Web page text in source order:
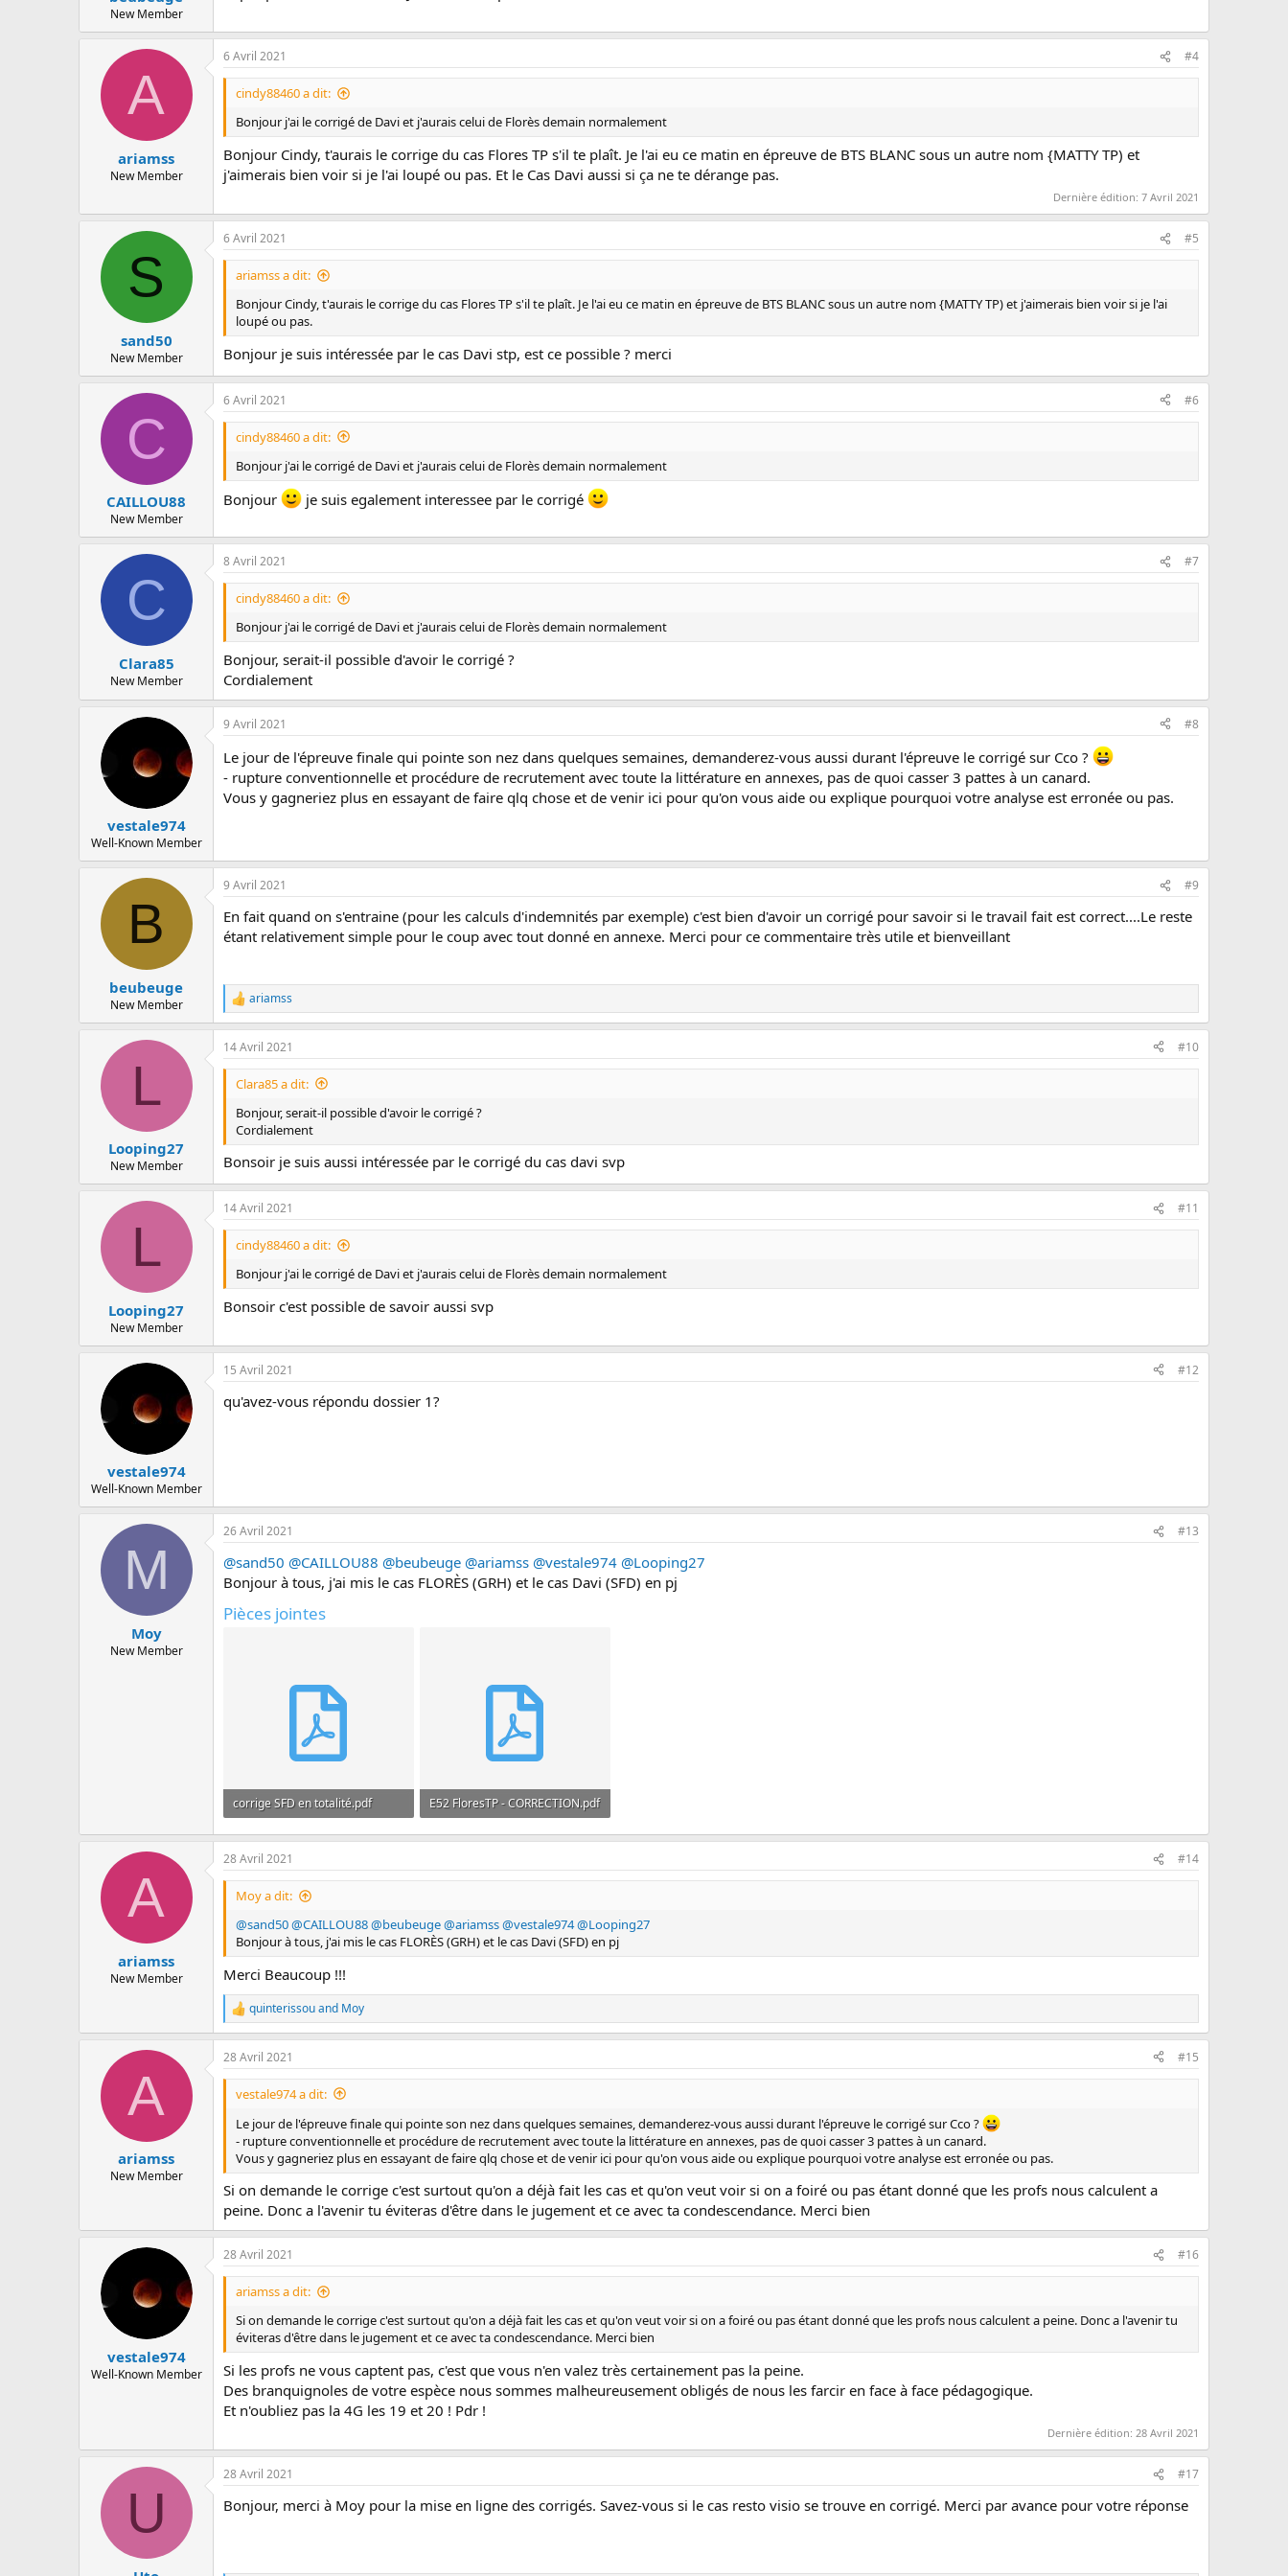
New Member
A
ariamss
New Member
6 Avril 2021 #4
cindy88460 a dit:
Bonjour j'ai le corrigé de Davi et j'aurais celui de Florès demain normalement
Bonjour Cindy, t'aurais le corrige du cas Flores TP s'il te plaît. Je l'ai eu ce matin en épreuve de BTS BLANC sous un autre nom {MATTY TP) et
j'aimerais bien voir si je l'ai loupé ou pas. Et le Cas Davi aussi si ça ne te dérange pas.
Dernière édition: 7 Avril 2021
S
sand50
New Member
6 Avril 2021 #5
ariamss a dit:
Bonjour Cindy, t'aurais le corrige du cas Flores TP s'il te plaît. Je l'ai eu ce matin en épreuve de BTS BLANC sous un autre nom {MATTY TP) et j'aimerais bien voir si je l'ai
loupé ou pas.
Bonjour je suis intéressée par le cas Davi stp, est ce possible ? merci
C
CAILLOU88
New Member
6 Avril 2021 #6
cindy88460 a dit:
Bonjour j'ai le corrigé de Davi et j'aurais celui de Florès demain normalement
Bonjour je suis egalement interessee par le corrigé
C
Clara85
New Member
8 Avril 2021 #7
cindy88460 a dit:
Bonjour j'ai le corrigé de Davi et j'aurais celui de Florès demain normalement
Bonjour, serait-il possible d'avoir le corrigé ?
Cordialement
vestale974
Well-Known Member
9 Avril 2021 #8
Le jour de l'épreuve finale qui pointe son nez dans quelques semaines, demanderez-vous aussi durant l'épreuve le corrigé sur Cco ?
- rupture conventionnelle et procédure de recrutement avec toute la littérature en annexes, pas de quoi casser 3 pattes à un canard.
Vous y gagneriez plus en essayant de faire qlq chose et de venir ici pour qu'on vous aide ou explique pourquoi votre analyse est erronée ou pas.
B
beubeuge
New Member
9 Avril 2021 #9
En fait quand on s'entraine (pour les calculs d'indemnités par exemple) c'est bien d'avoir un corrigé pour savoir si le travail fait est correct....Le reste
étant relativement simple pour le coup avec tout donné en annexe. Merci pour ce commentaire très utile et bienveillant
R
e
a
c
t
:
ariamss
L
Looping27
New Member
14 Avril 2021 #10
Clara85 a dit:
Bonjour, serait-il possible d'avoir le corrigé ?
Cordialement
Bonsoir je suis aussi intéressée par le corrigé du cas davi svp
L
Looping27
New Member
14 Avril 2021 #11
cindy88460 a dit:
Bonjour j'ai le corrigé de Davi et j'aurais celui de Florès demain normalement
Bonsoir c'est possible de savoir aussi svp
vestale974
Well-Known Member
15 Avril 2021 #12
qu'avez-vous répondu dossier 1?
M
Moy
New Member
26 Avril 2021 #13
@sand50 @CAILLOU88 @beubeuge @ariamss @vestale974 @Looping27
Bonjour à tous, j'ai mis le cas FLORÈS (GRH) et le cas Davi (SFD) en pj
Pièces jointes
corrige SFD en totalité.pdf
430.6 KB · Affichages: 447
E52 FloresTP - CORRECTION.pdf
368.9 KB · Affichages: 890
A
ariamss
New Member
28 Avril 2021 #14
Moy a dit:
@sand50@CAILLOU88@beubeuge@ariamss@vestale974@Looping27
Bonjour à tous, j'ai mis le cas FLORÈS (GRH) et le cas Davi (SFD) en pj
Merci Beaucoup !!!
R
e
a
c
t
quinterissouand Moy
A
ariamss
New Member
28 Avril 2021 #15
vestale974 a dit:
Le jour de l'épreuve finale qui pointe son nez dans quelques semaines, demanderez-vous aussi durant l'épreuve le corrigé sur Cco ?
- rupture conventionnelle et procédure de recrutement avec toute la littérature en annexes, pas de quoi casser 3 pattes à un canard.
Vous y gagneriez plus en essayant de faire qlq chose et de venir ici pour qu'on vous aide ou explique pourquoi votre analyse est erronée ou pas.
Si on demande le corrige c'est surtout qu'on a déjà fait les cas et qu'on veut voir si on a foiré ou pas étant donné que les profs nous calculent a
peine. Donc a l'avenir tu éviteras d'être dans le jugement et ce avec ta condescendance. Merci bien
vestale974
Well-Known Member
28 Avril 2021 #16
ariamss a dit:
Si on demande le corrige c'est surtout qu'on a déjà fait les cas et qu'on veut voir si on a foiré ou pas étant donné que les profs nous calculent a peine. Donc a l'avenir tu
éviteras d'être dans le jugement et ce avec ta condescendance. Merci bien
Si les profs ne vous captent pas, c'est que vous n'en valez très certainement pas la peine.
Des branquignoles de votre espèce nous sommes malheureusement obligés de nous les farcir en face à face pédagogique.
Et n'oubliez pas la 4G les 19 et 20 ! Pdr !
Dernière édition: 28 Avril 2021
U
28 Avril 2021 #17
Bonjour, merci à Moy pour la mise en ligne des corrigés. Savez-vous si le cas resto visio se trouve en corrigé. Merci par avance pour votre réponse